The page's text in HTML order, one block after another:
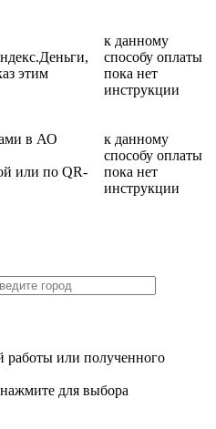
этим
к данному
способу оплаты
пока нет
инструкции
в АО
или по QR-
к данному
способу оплаты
пока нет
инструкции
работы или полученного
для выбора